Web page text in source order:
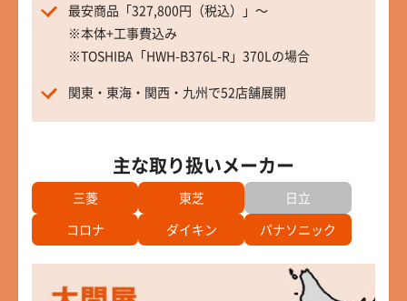
最安商品「327,800円（税込）」～
※本体+工事費込み
※TOSHIBA「HWH-B376L-R」370Lの場合
関東・東海・関西・九州で52店舗展開
主な取り扱いメーカー
三菱 東芝
日立
コロナ
ダイキン パナソニック